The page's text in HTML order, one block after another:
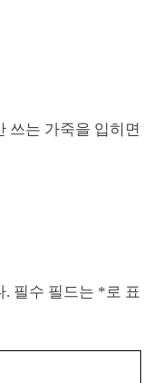
쓰는 가죽을 입히면
. 필수 필드는 *로 표